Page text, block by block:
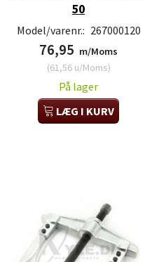
50
Model/varenr.: 267000120
76,95 m/Moms
(61,56u/Moms)
På lager
LÆG I KURV